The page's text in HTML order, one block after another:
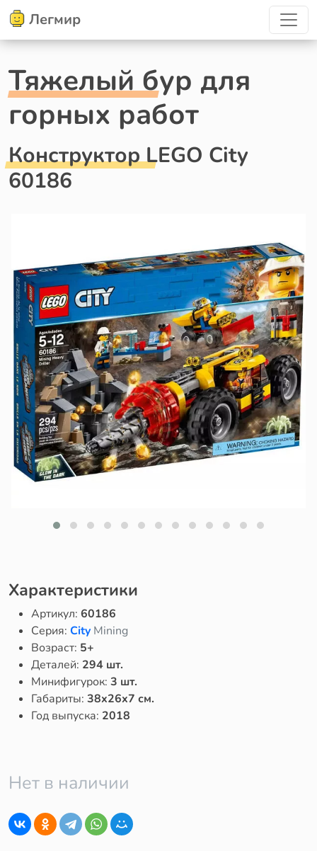
Легмир
Тяжелый бур для
горных работ
Конструктор LEGO City
60186
Характеристики
Артикул: 60186
Серия: City Mining
Возраст: 5+
Деталей: 294 шт.
Минифигурок: 3 шт.
Габариты: 38x26x7 см.
Год выпуска: 2018
Нет в наличии